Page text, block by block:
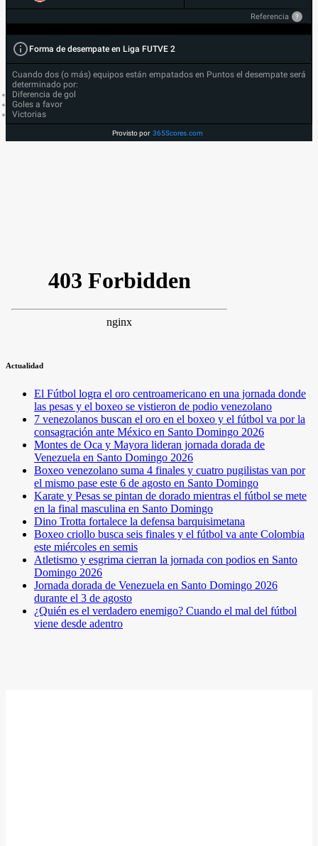
Referencia ?
Forma de desempate en Liga FUTVE 2
Cuando dos (o más) equipos están empatados en Puntos el desempate será
determinado por:
Diferencia de gol
Goles a favor
Victorias
Provisto por 365Scores.com
Actualidad
El Fútbol logra el oro centroamericano en una jornada donde
las pesas y el boxeo se vistieron de podio venezolano
7 venezolanos buscan el oro en el boxeo y el fútbol va por la
consagración ante México en Santo Domingo 2026
Montes de Oca y Mayora lideran jornada dorada de
Venezuela en Santo Domingo 2026
Boxeo venezolano suma 4 finales y cuatro pugilistas van por
el mismo pase este 6 de agosto en Santo Domingo
Karate y Pesas se pintan de dorado mientras el fútbol se mete
en la final masculina en Santo Domingo
Dino Trotta fortalece la defensa barquisimetana
Boxeo criollo busca seis finales y el fútbol va ante Colombia
este miércoles en semis
Atletismo y esgrima cierran la jornada con podios en Santo
Domingo 2026
Jornada dorada de Venezuela en Santo Domingo 2026
durante el 3 de agosto
¿Quién es el verdadero enemigo? Cuando el mal del fútbol
viene desde adentro